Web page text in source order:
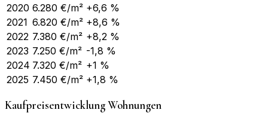
2020 6.280 €/m² +6,6 %
2021 6.820 €/m² +8,6 %
2022 7.380 €/m² +8,2 %
2023 7.250 €/m² -1,8 %
2024 7.320 €/m² +1 %
2025 7.450 €/m² +1,8 %
Kaufpreisentwicklung Wohnungen